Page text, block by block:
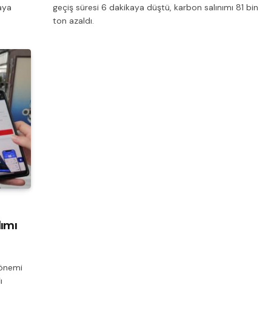
geçiş süresi 6 dakikaya düştü, karbon salınımı 81 bin
ton azaldı.